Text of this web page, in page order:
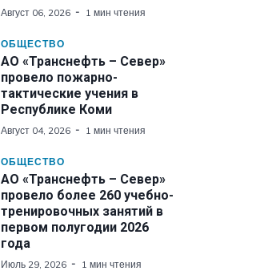
Август 06, 2026 1 мин чтения
ОБЩЕСТВО
АО «Транснефть – Север»
провело пожарно-
тактические учения в
Республике Коми
Август 04, 2026 1 мин чтения
ОБЩЕСТВО
АО «Транснефть – Север»
провело более 260 учебно-
тренировочных занятий в
первом полугодии 2026
года
Июль 29, 2026 1 мин чтения